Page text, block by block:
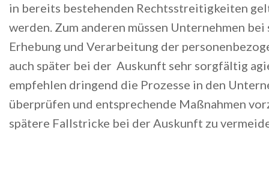
in bereits bestehenden Rechtsstreitigkeiten
werden. Zum anderen müssen Unternehmen
Erhebung und Verarbeitung der
auch später bei der Auskunft sehr sorgfältig
empfehlen dringend die Prozesse in den
überprüfen und entsprechende Maßnahmen
spätere Fallstricke bei der Auskunft zu